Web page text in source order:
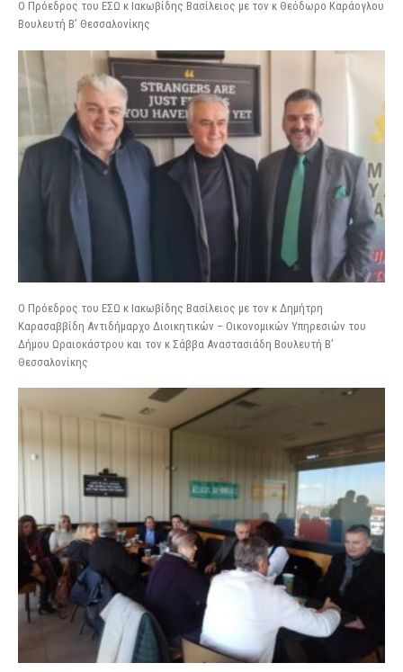
Ο Πρόεδρος του ΕΣΩ κ Ιακωβίδης Βασίλειος με τον κ Θεόδωρο Καράογλου
Βουλευτή Β’ Θεσσαλονίκης
Ο Πρόεδρος του ΕΣΩ κ Ιακωβίδης Βασίλειος με τον κ Δημήτρη
Καρασαββίδη Αντιδήμαρχο Διοικητικών – Οικονομικών Υπηρεσιών του
Δήμου Ωραιοκάστρου και τον κ Σάββα Αναστασιάδη Βουλευτή Β’
Θεσσαλονίκης